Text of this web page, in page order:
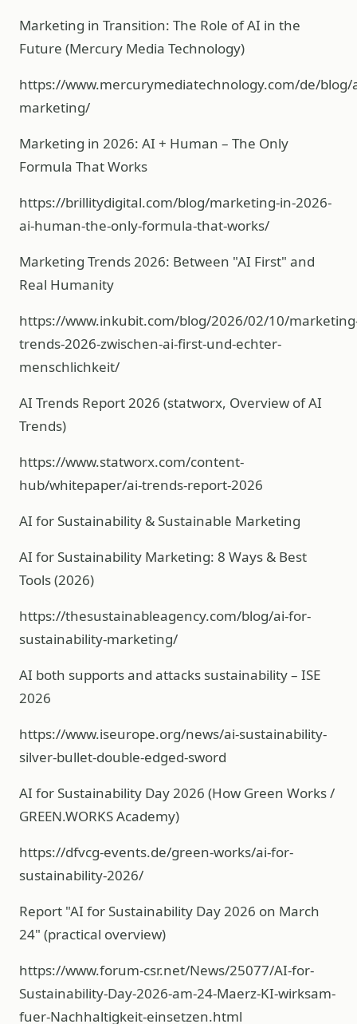
Marketing in Transition: The Role of AI in the
Future (Mercury Media Technology)
https://www.mercurymediatechnology.com/de/blog/
marketing/
Marketing in 2026: AI + Human – The Only
Formula That Works
https://brillitydigital.com/blog/marketing-in-2026-
ai-human-the-only-formula-that-works/
Marketing Trends 2026: Between "AI First" and
Real Humanity
https://www.inkubit.com/blog/2026/02/10/
trends-2026-zwischen-ai-first-und-echter-
menschlichkeit/
AI Trends Report 2026 (statworx, Overview of AI
Trends)
https://www.statworx.com/content-
hub/whitepaper/ai-trends-report-2026
AI for Sustainability & Sustainable Marketing
AI for Sustainability Marketing: 8 Ways & Best
Tools (2026)
https://thesustainableagency.com/blog/ai-for-
sustainability-marketing/
AI both supports and attacks sustainability – ISE
2026
https://www.iseurope.org/news/ai-sustainability-
silver-bullet-double-edged-sword
AI for Sustainability Day 2026 (How Green Works /
GREEN.WORKS Academy)
https://dfvcg-events.de/green-works/ai-for-
sustainability-2026/
Report "AI for Sustainability Day 2026 on March
24" (practical overview)
https://www.forum-csr.net/News/25077/AI-for-
Sustainability-Day-2026-am-24-Maerz-KI-wirksam-
fuer-Nachhaltigkeit-einsetzen.html